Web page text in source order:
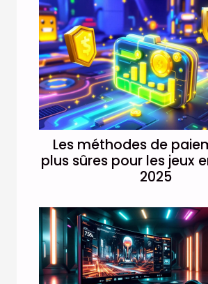
Les méthodes de
plus sûres pour les jeux
2025